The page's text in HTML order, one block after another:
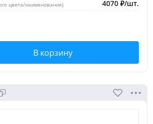
цвета/наименования) 4070 ₽/шт.
В корзину